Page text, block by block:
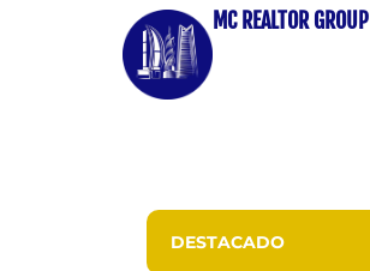
MC REALTOR GROUP
DESTACADO